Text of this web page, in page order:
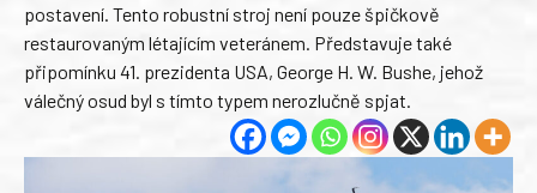
postavení. Tento robustní stroj není pouze špičkově
restaurovaným létajícím veteránem. Představuje také
připomínku 41. prezidenta USA, George H. W. Bushe, jehož
válečný osud byl s tímto typem nerozlučně spjat.